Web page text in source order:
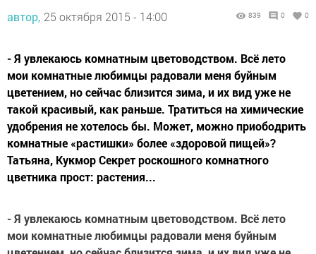
автор, 25 октября 2015 - 14:00 839 0 0
- Я увлекаюсь комнатным цветоводством. Всё лето
мои комнатные любимцы радовали меня буйным
цветением, но сейчас близится зима, и их вид уже не
такой красивый, как раньше. Тратиться на химические
удобрения не хотелось бы. Может, можно приободрить
комнатные «растишки» более «здоровой пищей»?
Татьяна, Кукмор Секрет роскошного комнатного
цветника прост: растения...
- Я увлекаюсь комнатным цветоводством. Всё лето
мои комнатные любимцы радовали меня буйным